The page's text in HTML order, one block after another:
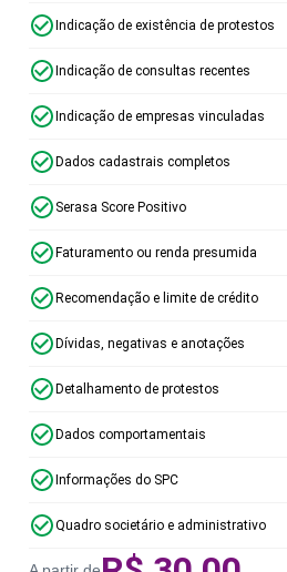
Indicação de existência de protestos
Indicação de consultas recentes
Indicação de empresas vinculadas
Dados cadastrais completos
Serasa Score Positivo
Faturamento ou renda presumida
Recomendação e limite de crédito
Dívidas, negativas e anotações
Detalhamento de protestos
Dados comportamentais
Informações do SPC
Quadro societário e administrativo